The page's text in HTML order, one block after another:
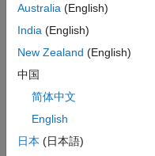
on
'raytr
ace'
model
the
multip
Australia (English)
India (English)
New Zealand (English)
中国
简体中文
English
日本 (日本語)